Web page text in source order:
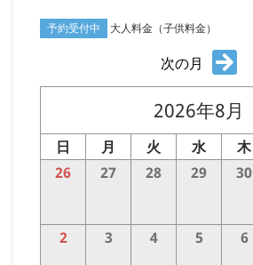
予約受付中 大人料金（子供料金）
次の月
2026年8月
日 月 火 水 木
26
27 28 29 30
2 3 4 5 6